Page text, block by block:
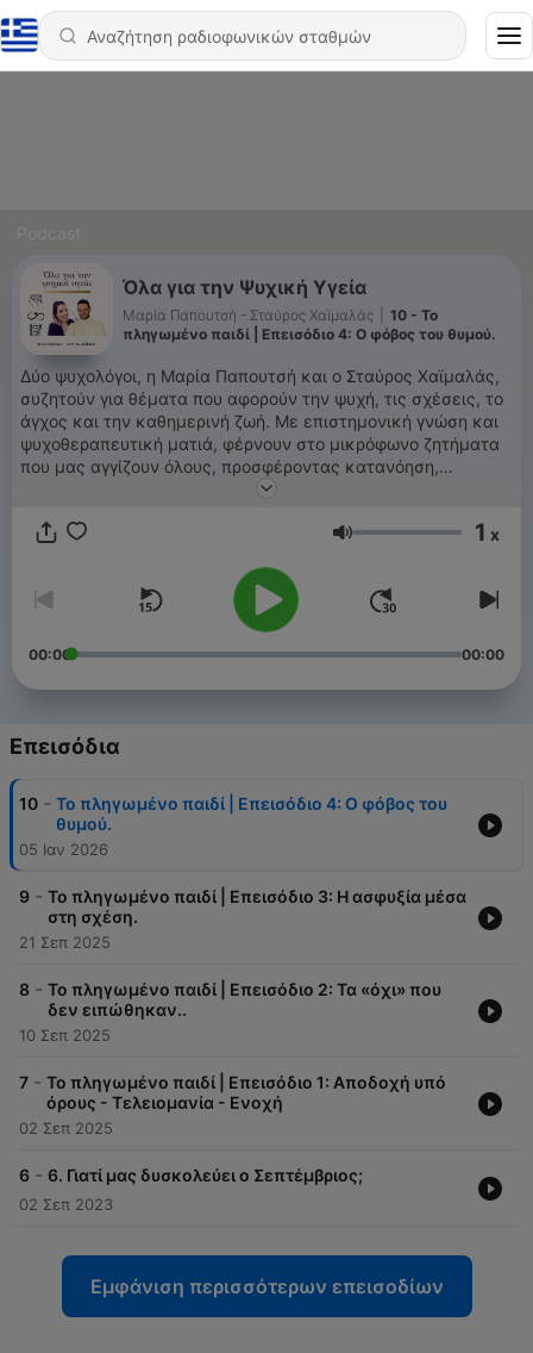
Όλα για την Ψυχική Υγεία
Μαρία Παπουτσή - Σταύρος Χαϊμαλάς
10 - Το
πληγωμένο παιδί | Επεισόδιο 4: O φόβος του θυμού.
Δύο ψυχολόγοι, η Μαρία Παπουτσή και ο Σταύρος Χαϊμαλάς,
συζητούν για θέματα που αφορούν την ψυχή, τις σχέσεις, το
άγχος και την καθημερινή ζωή. Με επιστημονική γνώση και
ψυχοθεραπευτική ματιά, φέρνουν στο μικρόφωνο ζητήματα
που μας αγγίζουν όλους, προσφέροντας κατανόηση,
καθοδήγηση και τροφή για σκέψη.
Ένταση 1 x
00:00 00:00
Επεισόδια
10 - Το πληγωμένο παιδί | Επεισόδιο 4: O φόβος του
θυμού.
05 Ιαν 2026
9 - Το πληγωμένο παιδί | Επεισόδιο 3: Η ασφυξία μέσα
στη σχέση.
21 Σεπ 2025
8 - Το πληγωμένο παιδί | Επεισόδιο 2: Τα «όχι» που
δεν ειπώθηκαν..
10 Σεπ 2025
7 - Το πληγωμένο παιδί | Επεισόδιο 1: Αποδοχή υπό
όρους - Τελειομανία - Ενοχή
02 Σεπ 2025
6 - 6. Γιατί μας δυσκολεύει ο Σεπτέμβριος;
02 Σεπ 2023
Εμφάνιση περισσότερων επεισοδίων